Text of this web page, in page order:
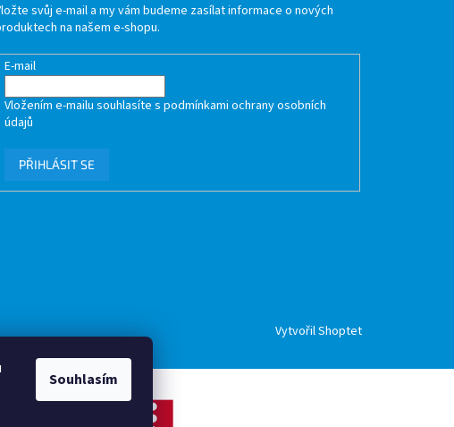
Souhlasím
svůj e-mail a my vám budeme zasílat informace o nových
na našem e-shopu.
E-mail
Vložením e-mailu souhlasíte spodmínkami ochrany osobních
údajů
PŘIHLÁSIT SE
Vytvořil Shoptet